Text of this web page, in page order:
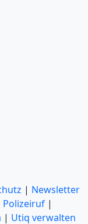
| Newsletter
Polizeiruf |
| Utiq verwalten